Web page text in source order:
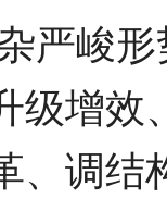
严峻
级增效
、调结